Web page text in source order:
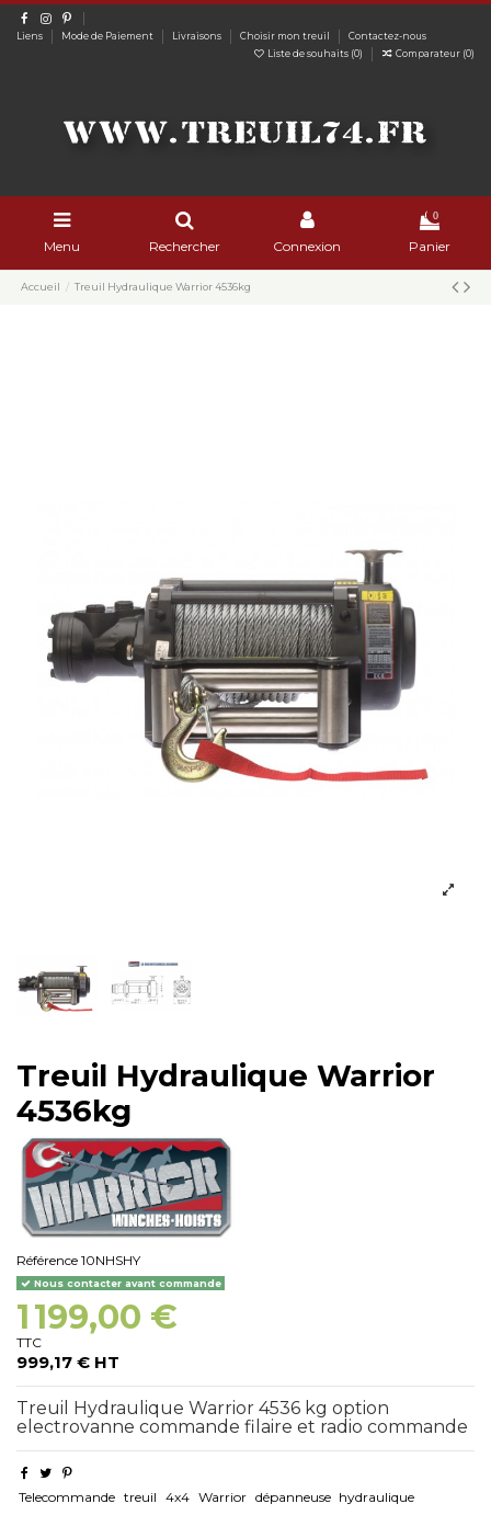
Liens Mode de Paiement Livraisons Choisir mon treuil
Contactez-nous
Liste de souhaits (0) Comparateur (0)
Menu Rechercher Connexion
0
Panier
Accueil Treuil Hydraulique Warrior 4536kg
Treuil Hydraulique Warrior
4536kg
Référence 10NHSHY
Nous contacter avant commande
1 199,00 €
TTC
999,17 € HT
Treuil Hydraulique Warrior 4536 kg option
electrovanne commande filaire et radio commande
Telecommande treuil 4x4 Warrior dépanneuse hydraulique